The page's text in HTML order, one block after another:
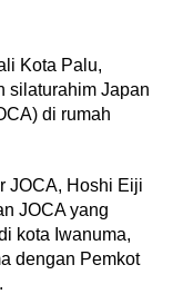
Kota Palu,
silaturahim Japan
di rumah
JOCA, Hoshi Eiji
JOCA yang
kota Iwanuma,
dengan Pemkot